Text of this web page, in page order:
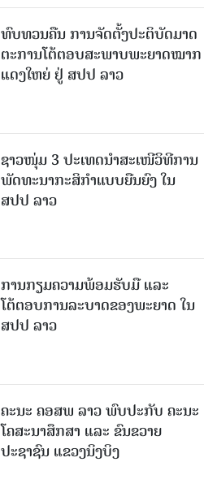
ທົບທວນຄືນ ການຈັດຕັ້ງປະຕິບັດມາດ
ຕະການໂຕ້ຕອບສະພາບພະຍາດໝາກ
ແດງໃຫຍ່ ຢູ່ ສປປ ລາວ
ຊາວໜຸ່ມ 3 ປະເທດນຳສະເໜີວິທີການ
ພັດທະນາກະສິກຳແບບຍືນຍົງ ໃນ
ສປປ ລາວ
ການກຽມຄວາມພ້ອມຮັບມື ແລະ
ໂຕ້ຕອບການລະບາດຂອງພະຍາດ ໃນ
ສປປ ລາວ
ຄະນະ ຄອສພ ລາວ ພົບປະກັບ ຄະນະ
ໂຄສະນາສຶກສາ ແລະ ຂົນຂວາຍ
ປະຊາຊົນ ແຂວງນິງບິງ